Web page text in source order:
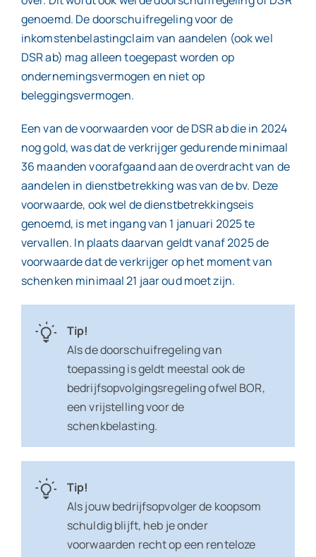
genoemd. De doorschuifregeling voor de
inkomstenbelastingclaim van aandelen (ook wel
DSR ab) mag alleen toegepast worden op
ondernemingsvermogen en niet op
beleggingsvermogen.
Een van de voorwaarden voor de DSR ab die in 2024
nog gold, was dat de verkrijger gedurende minimaal
36 maanden voorafgaand aan de overdracht van de
aandelen in dienstbetrekking was van de bv. Deze
voorwaarde, ook wel de dienstbetrekkingseis
genoemd, is met ingang van 1 januari 2025 te
vervallen. In plaats daarvan geldt vanaf 2025 de
voorwaarde dat de verkrijger op het moment van
schenken minimaal 21 jaar oud moet zijn.
Tip!
Als de doorschuifregeling van
toepassing is geldt meestal ook de
bedrijfsopvolgingsregeling ofwel BOR,
een vrijstelling voor de
schenkbelasting.
Tip!
Als jouw bedrijfsopvolger de koopsom
schuldig blijft, heb je onder
voorwaarden recht op een renteloze